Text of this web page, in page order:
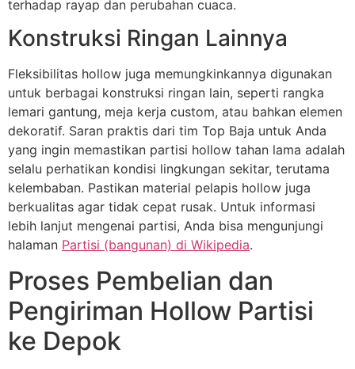
terhadap rayap dan perubahan cuaca.
Konstruksi Ringan Lainnya
Fleksibilitas hollow juga memungkinkannya digunakan
untuk berbagai konstruksi ringan lain, seperti rangka
lemari gantung, meja kerja custom, atau bahkan elemen
dekoratif. Saran praktis dari tim Top Baja untuk Anda
yang ingin memastikan partisi hollow tahan lama adalah
selalu perhatikan kondisi lingkungan sekitar, terutama
kelembaban. Pastikan material pelapis hollow juga
berkualitas agar tidak cepat rusak. Untuk informasi
lebih lanjut mengenai partisi, Anda bisa mengunjungi
halaman Partisi (bangunan) di Wikipedia.
Proses Pembelian dan
Pengiriman Hollow Partisi
ke Depok